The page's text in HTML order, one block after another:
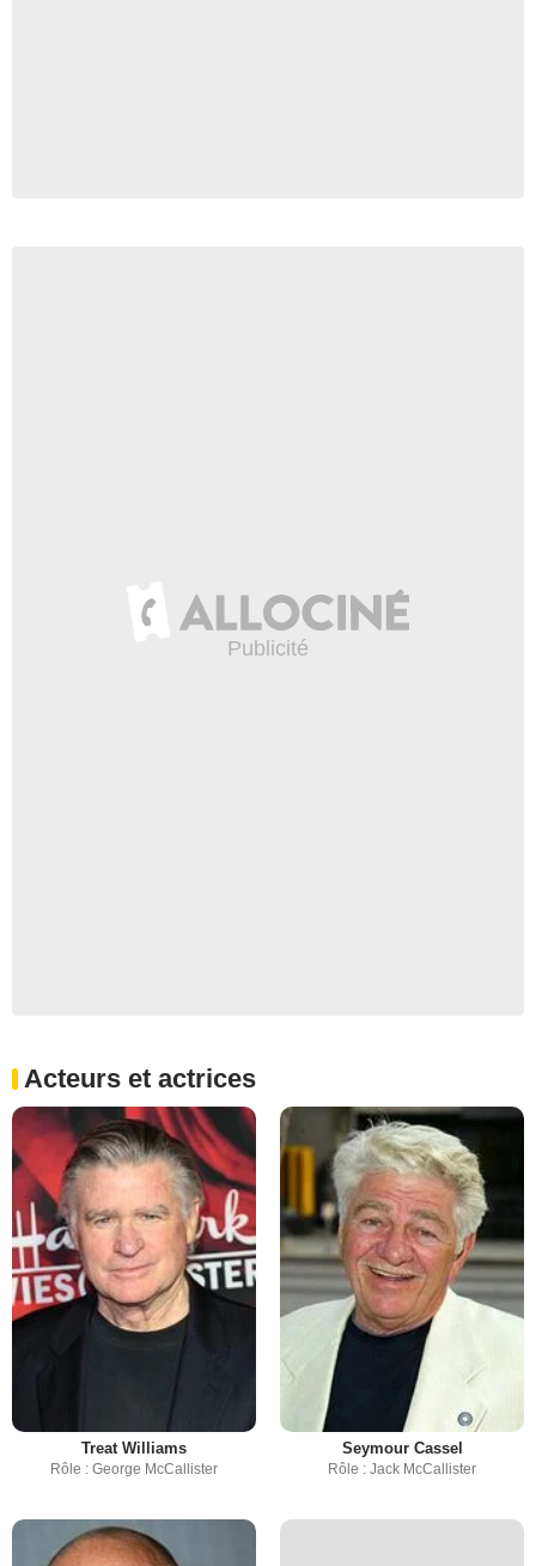
Acteurs et actrices
Treat Williams
Rôle : George McCallister
Seymour Cassel
Rôle : Jack McCallister